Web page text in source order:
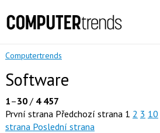
Computertrends
Software
1–30/ 4 457
První strana Předchozí strana 1 2 3 10
strana Poslední strana